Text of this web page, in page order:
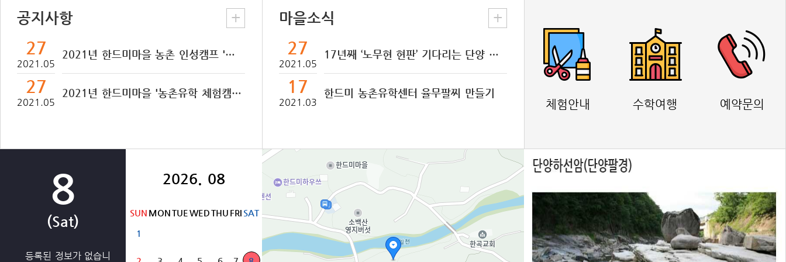
공지사항
2021년 한드미마을 농촌 인성캠프 '한드미야 여름이닷' 참가자를 모집 합니다!
27
2021.05
2021년 한드미마을 '농촌유학 체험캠프' 참가자를 모집 합니다!
27
2021.05
마을소식
17년째 ‘노무현 현판’ 기다리는 단양 마을 [TF사진관]-더팩트 기사
27
2021.05
한드미 농촌유학센터 율무팔찌 만들기
17
2021.03 체험안내 수학여행 예약문의
2026. 08
SUN MONTUEWEDTHU FRI SAT
1
8
(Sat)
등록된 정보가 없습니